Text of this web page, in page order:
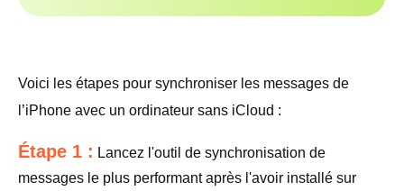
Voici les étapes pour synchroniser les messages de
l’iPhone avec un ordinateur sans iCloud :
Étape 1 : Lancez l'outil de synchronisation de
messages le plus performant après l'avoir installé sur